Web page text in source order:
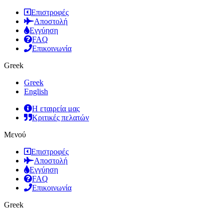
Επιστροφές
Αποστολή
Εγγύηση
FAQ
Επικοινωνία
Greek
Greek
English
Η εταιρεία μας
Κριτικές πελατών
Μενού
Επιστροφές
Αποστολή
Εγγύηση
FAQ
Επικοινωνία
Greek